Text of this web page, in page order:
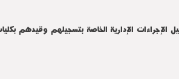
الإدارية الخاصة بتسجيلهم وقيدهم